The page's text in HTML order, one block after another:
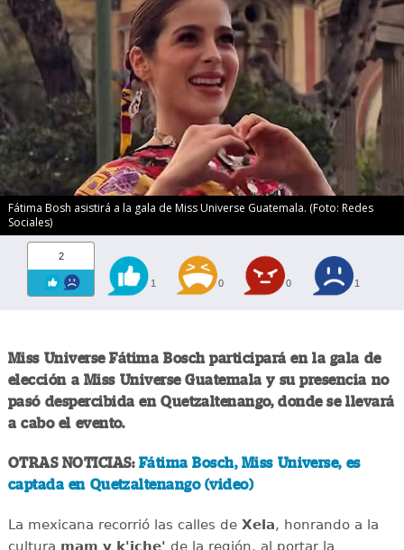
Fátima Bosh asistirá a la gala de Miss Universe Guatemala. (Foto: Redes
Sociales)
2
1 0 0 1
Miss Universe Fátima Bosch participará en la gala de
elección a Miss Universe Guatemala y su presencia no
pasó despercibida en Quetzaltenango, donde se llevará
a cabo el evento.
OTRAS NOTICIAS: Fátima Bosch, Miss Universe, es
captada en Quetzaltenango (video)
La mexicana recorrió las calles deXela, honrando a la
cultura mam y k'iche' de la región, al portar la